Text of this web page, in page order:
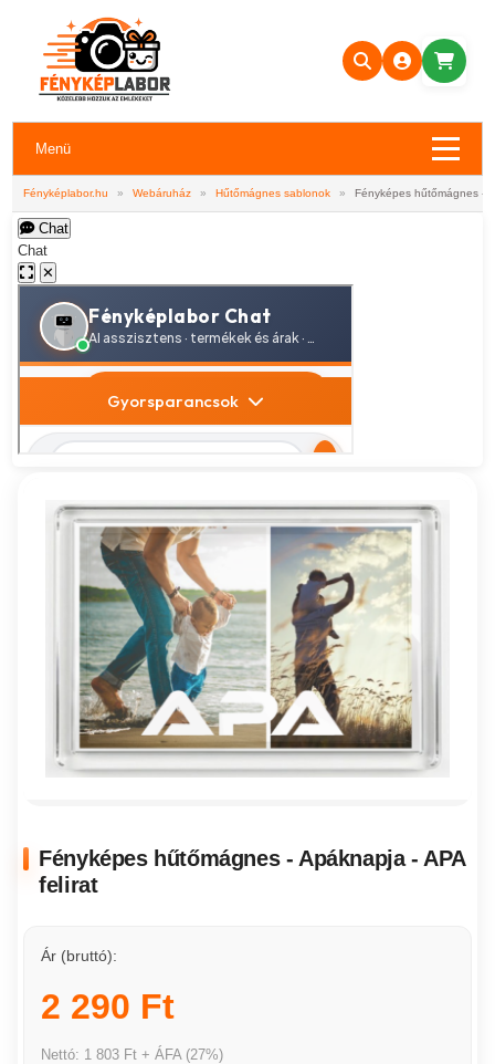
Menü
Fényképlabor.hu » Webáruház » Hűtőmágnes sablonok » Fényképes hűtőmágnes -
Chat
Chat
✕
Fényképes hűtőmágnes - Apáknapja - APA
felirat
Ár (bruttó):
2 290 Ft
Nettó: 1 803 Ft + ÁFA (27%)